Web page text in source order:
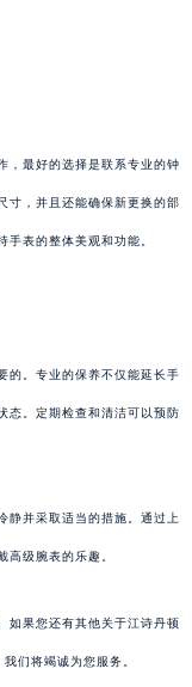
，最好的选择是联系专业的钟
寸，并且还能确保新更换的部
表的整体美观和功能。
的。专业的保养不仅能延长手
态。定期检查和清洁可以预防
静并采取适当的措施。通过上
高级腕表的乐趣。
如果您还有其他关于江诗丹顿
们将竭诚为您服务。